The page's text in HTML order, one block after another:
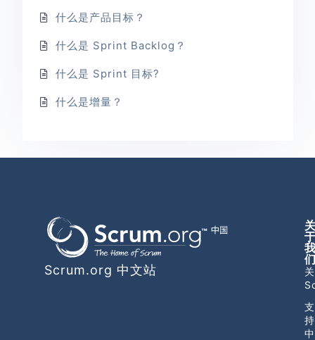
什么是产品目标？
什么是 Sprint Backlog？
什么是 Sprint 目标?
什么是增量？
Scrum.org 中文站
支
持
中